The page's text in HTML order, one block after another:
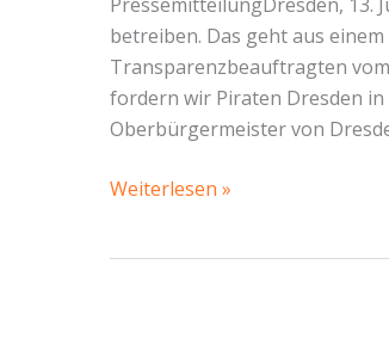
PressemitteilungDresden, 13.
betreiben. Das geht aus
Transparenzbeauftragten vom
fordern wir Piraten Dresden
Oberbürgermeister von
Dresden,
Weiterlesen »